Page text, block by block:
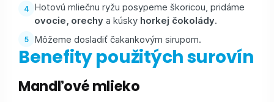
Hotovú mliečnu ryžu posypeme škoricou, pridáme
ovocie, orechy a kúsky horkej čokolády.
Môžeme dosladiť čakankovým sirupom.
Benefity použitých surovín
Mandľové mlieko